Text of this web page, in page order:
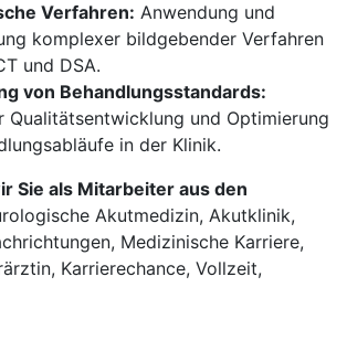
Verfahren: Anwendung und
komplexer bildgebender Verfahren
und DSA.
von Behandlungsstandards:
Qualitätsentwicklung und Optimierung
in der Klinik.
Sie als Mitarbeiter aus den
Akutmedizin, Akutklinik,
Medizinische Karriere,
Karrierechance, Vollzeit,